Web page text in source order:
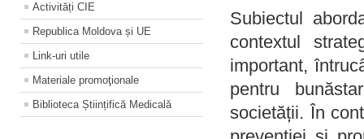
Activități CIE
Republica Moldova și UE
Link-uri utile
Materiale promoţionale
Biblioteca Științifică Medicală
Subiectul
contextul
important,
pentru
societății. În